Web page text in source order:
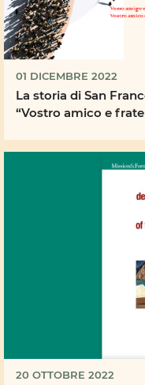
01 DICEMBRE 2022
La storia di San
“Vostro amico e
20 OTTOBRE 2022